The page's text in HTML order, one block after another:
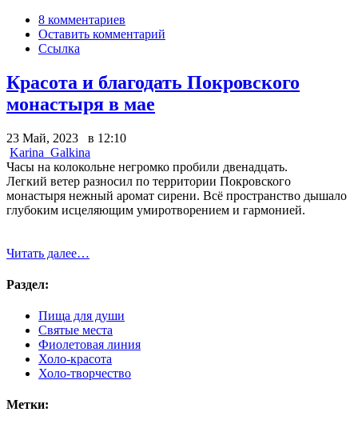
8 комментариев
Оставить комментарий
Ссылка
Красота и благодать Покровского
монастыря в мае
23 Май, 2023 в 12:10
Karina_Galkina
Часы на колокольне негромко пробили двенадцать.
Легкий ветер разносил по территории Покровского
монастыря нежный аромат сирени. Всё пространство дышало
глубоким исцеляющим умиротворением и гармонией.
Читать далее…
Раздел:
Пища для души
Святые места
Фиолетовая линия
Холо-красота
Холо-творчество
Метки: